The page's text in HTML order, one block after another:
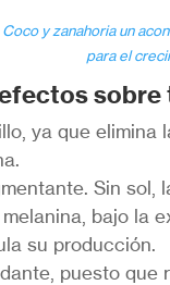
Coco y zanahoria un
para el
ya que elimina
Sin sol,
bajo la
su producción.
puesto que